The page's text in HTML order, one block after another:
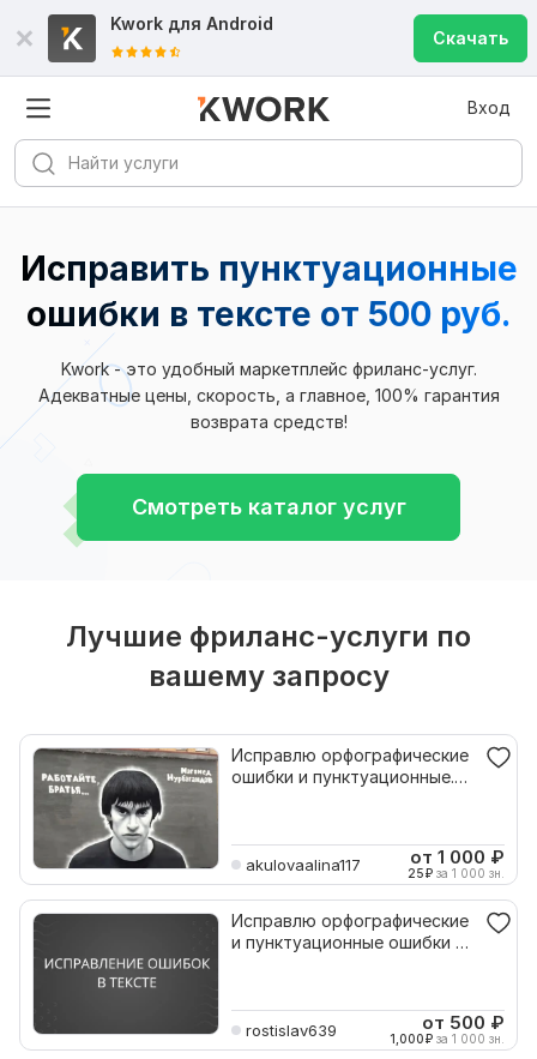
Kwork для Android
Скачать
Вход
Исправить пунктуационные
ошибки в тексте от 500 руб.
Kwork - это удобный маркетплейс фриланс-услуг.
Адекватные цены, скорость, а главное, 100% гарантия
возврата средств!
Смотреть каталог услуг
Лучшие фриланс-услуги по
вашему запросу
Исправлю орфографические
ошибки и пунктуационные.
akulovaalina117 от 1 000 ₽
25₽ за 1 000 зн.
Исправлю орфографические
и пунктуационные ошибки в
rostislav639 от 500 ₽
1,000₽ за 1 000 зн.